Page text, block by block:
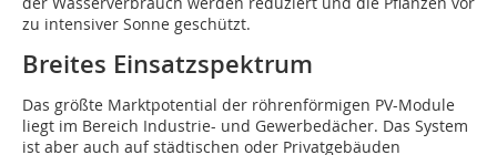
zu intensiver Sonne geschützt.
Breites Einsatzspektrum
Das größte Marktpotential der röhrenförmigen PV-Module
liegt im Bereich Industrie- und Gewerbedächer. Das System
ist aber auch auf städtischen oder Privatgebäuden